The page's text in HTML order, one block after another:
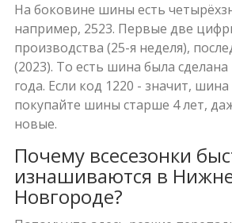
На боковине шины есть
например, 2523. Первые две
производства (25-я неделя),
(2023). То есть шина была
года. Если код 1220 - значит,
покупайте шины старше 4 лет,
новые.
Почему всесезонки
изнашиваются в
Новгороде?